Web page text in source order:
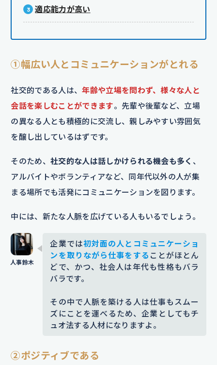
適応能力が高い
①幅広い人とコミュニケーションがとれる
社交的である人は、年齢や立場を問わず、様々な人と
会話を楽しむことができます。先輩や後輩など、立場
の異なる人とも積極的に交流し、親しみやすい雰囲気
を醸し出しているはずです。
そのため、 社交的な人は話しかけられる機会も多く 、
アルバイトやボランティアなど、同年代以外の人が集
まる場所でも活発にコミュニケーションを図ります。
中には、新たな人脈を広げている人もいるでしょう。
企業では初対面の人とコミュニケーショ
ンを取りながら仕事をする ことがほとん
どで、かつ、社会人は年代も性格もバラ
バラです。
その中で人脈を築ける人は仕事もスムー
ズにことを運べるため、企業としてもチ
ュオ法する人材になりますよ。
②ポジティブである